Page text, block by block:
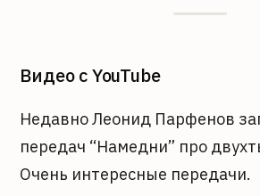
Видео с YouTube
Недавно Леонид Парфенов
передач “Намедни” про
Очень интересные передачи.